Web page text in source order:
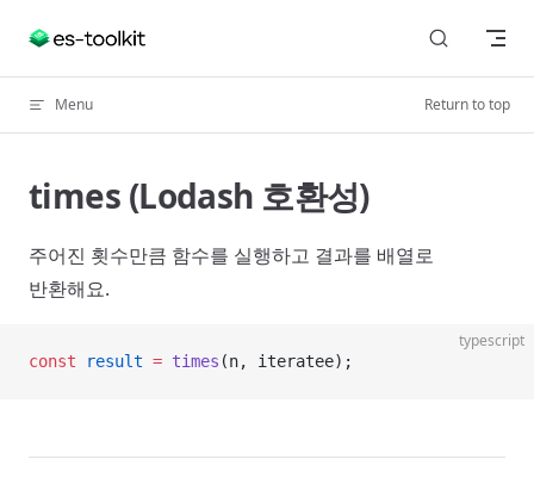
Skip to content
Menu Return to top
times (Lodash 호환성)
주어진 횟수만큼 함수를 실행하고 결과를 배열로
반환해요.
typescript
const result = times (n, iteratee);